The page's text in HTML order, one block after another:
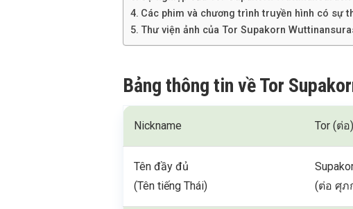
Các phim và chương trình truyền hình có sự
Thư viện ảnh của Tor Supakorn
Bảng thông tin về Tor
Nickname Tor (ต่อ)
Tên đầy đủ
(Tên tiếng Thái)
(ต่อ ศุ